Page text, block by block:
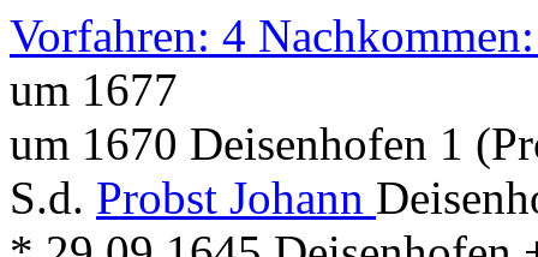
Vorfahren: 4
um 1677
um 1670 Deisenhofen 1
S.d. Probst Johann